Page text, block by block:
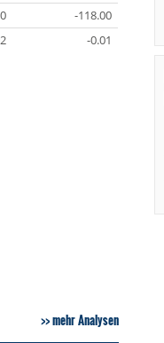
-118.00
-0.01
mehr Analysen